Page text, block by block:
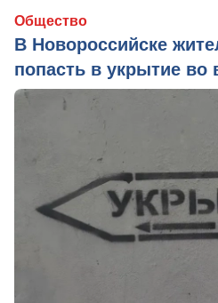
Общество
В Новороссийске
попасть в укрытие во